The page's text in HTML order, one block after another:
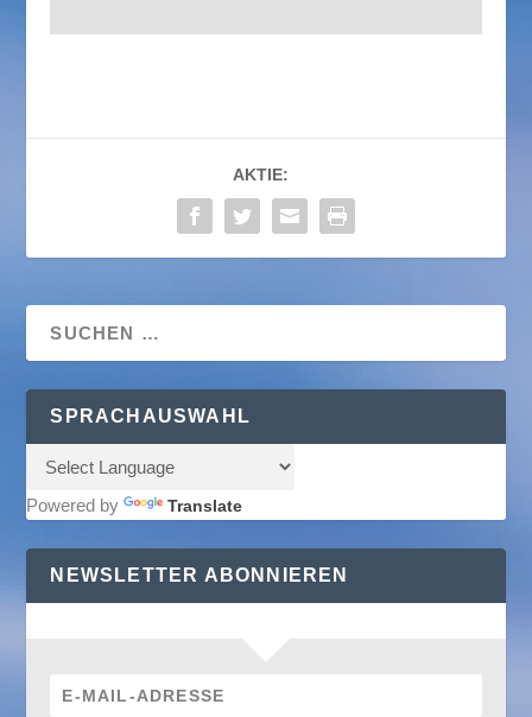
AKTIE:
SPRACHAUSWAHL
Powered by Translate
NEWSLETTER ABONNIEREN